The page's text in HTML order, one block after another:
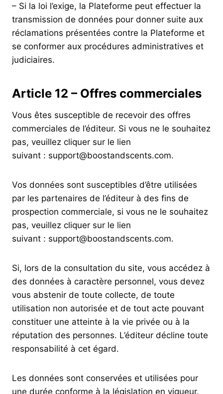
– Si la loi l’exige, la Plateforme peut effectuer la
transmission de données pour donner suite aux
réclamations présentées contre la Plateforme et
se conformer aux procédures administratives et
judiciaires.
Article 12 – Offres commerciales
Vous êtes susceptible de recevoir des offres
commerciales de l’éditeur. Si vous ne le souhaitez
pas, veuillez cliquer sur le lien
suivant : support@boostandscents.com.
Vos données sont susceptibles d’être utilisées
par les partenaires de l’éditeur à des fins de
prospection commerciale, si vous ne le souhaitez
pas, veuillez cliquer sur le lien
suivant : support@boostandscents.com.
Si, lors de la consultation du site, vous accédez à
des données à caractère personnel, vous devez
vous abstenir de toute collecte, de toute
utilisation non autorisée et de tout acte pouvant
constituer une atteinte à la vie privée ou à la
réputation des personnes. L’éditeur décline toute
responsabilité à cet égard.
Les données sont conservées et utilisées pour
une durée conforme à la législation en vigueur.